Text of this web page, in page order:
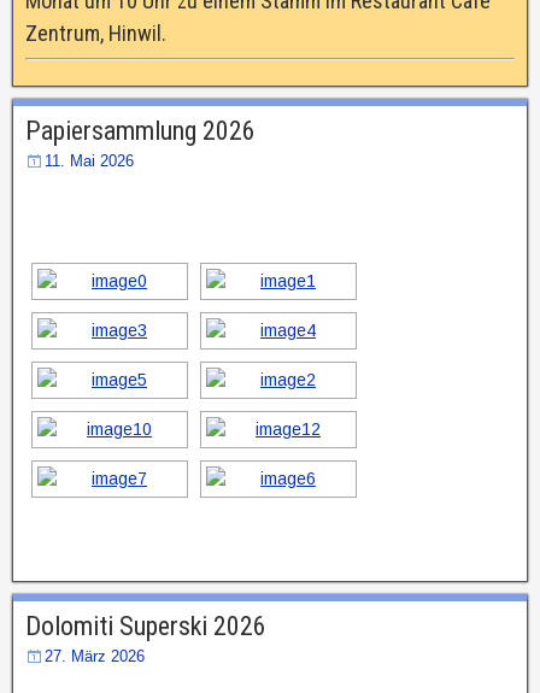
Zentrum, Hinwil.
Papiersammlung 2026
11. Mai 2026
Dolomiti Superski 2026
27. März 2026